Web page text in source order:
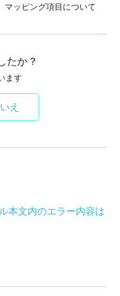
マッピング項目について
たか？
ます
え
本文内のエラー内容は